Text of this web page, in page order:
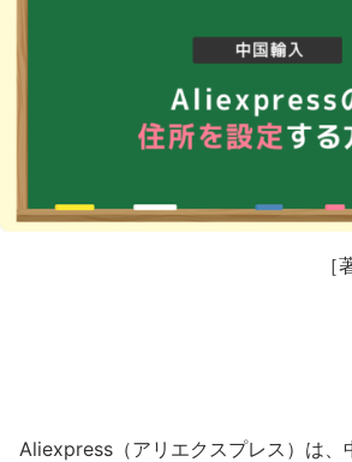
［
Aliexpress（アリエクスプレス）は、